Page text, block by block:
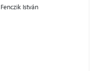
Fenczik István